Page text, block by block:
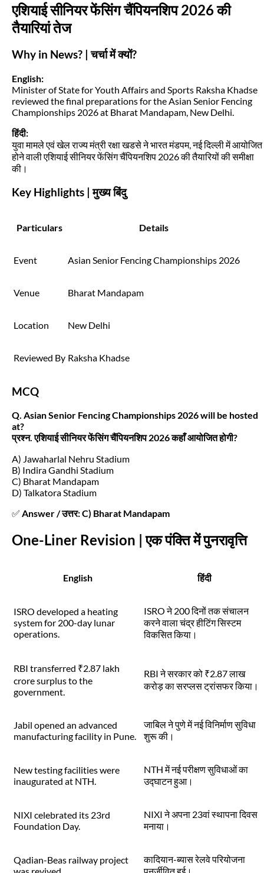
एशियाई सीनियर फेंसिंग चैंपियनशिप 2026 की
तैयारियां तेज
Why in News? | चर्चा में क्यों?
English:
Minister of State for Youth Affairs and Sports Raksha Khadse
reviewed the final preparations for the Asian Senior Fencing
Championships 2026 at Bharat Mandapam, New Delhi.
हिंदी:
युवा मामले एवं खेल राज्य मंत्री रक्षा खडसे ने भारत मंडपम, नई दिल्ली में आयोजित
होने वाली एशियाई सीनियर फेंसिंग चैंपियनशिप 2026 की तैयारियों की समीक्षा
की।
Key Highlights | मुख्य बिंदु
Particulars Details
Event Asian Senior Fencing Championships 2026
Venue Bharat Mandapam
Location New Delhi
Reviewed By Raksha Khadse
MCQ
Q. Asian Senior Fencing Championships 2026 will be hosted
at?
प्रश्न. एशियाई सीनियर फेंसिंग चैंपियनशिप 2026 कहाँ आयोजित होगी?
A) Jawaharlal Nehru Stadium
B) Indira Gandhi Stadium
C) Bharat Mandapam
D) Talkatora Stadium
✅ Answer / उत्तर: C) Bharat Mandapam
One-Liner Revision | एक पंक्ति में पुनरावृत्ति
English हिंदी
ISRO developed a heating
system for 200-day lunar
operations.
ISRO ने 200 दिनों तक संचालन
करने वाला चंद्र हीटिंग सिस्टम
विकसित किया।
RBI transferred ₹2.87 lakh
crore surplus to the
government.
RBI ने सरकार को ₹2.87 लाख
करोड़ का सरप्लस ट्रांसफर किया।
Jabil opened an advanced
manufacturing facility in Pune.
जाबिल ने पुणे में नई विनिर्माण सुविधा
शुरू की।
New testing facilities were
inaugurated at NTH.
NTH में नई परीक्षण सुविधाओं का
उद्घाटन हुआ।
NIXI celebrated its 23rd
Foundation Day.
NIXI ने अपना 23वां स्थापना दिवस
मनाया।
Qadian-Beas railway project
कादियान-ब्यास रेलवे परियोजना